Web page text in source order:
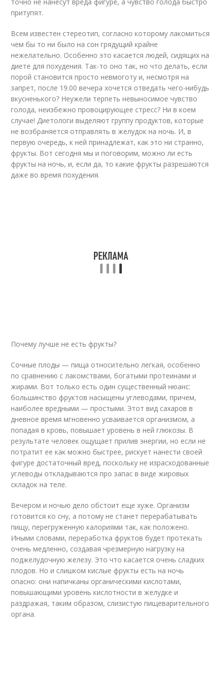
притупят.
Всем известен стереотип, согласно которому лакомиться
чем бы то ни было на сон грядущий крайне
нежелательно. Особенно это касается людей, сидящих на
диете для похудения. Так-то оно так, но что делать, если
порой становится просто невмоготу и, несмотря на
запрет, после 19.00 вечера хочется отведать чего-нибудь
вкусненького? Неужели терпеть невыносимое чувство
голода, неизбежно провоцирующее стресс? Ни в коем
случае! Диетологи выделяют группу продуктов, которые
не возбраняется отправлять в желудок на ночь. И, в
первую очередь, к ней принадлежат, как это ни странно,
фрукты. Вот сегодня мы и поговорим, можно ли есть
фрукты на ночь, и, если да, то какие фрукты разрешаются
даже во время похудения.
Почему лучше не есть фрукты?
Сочные плоды — пища относительно легкая, особенно
по сравнению с лакомствами, богатыми протеинами и
жирами. Вот только есть один существенный нюанс:
большинство фруктов насыщены углеводами, причем,
наиболее вредными — простыми. Этот вид сахаров в
дневное время мгновенно усваивается организмом, а
попадая в кровь, повышает уровень в ней глюкозы. В
результате человек ощущает прилив энергии, но если не
потратит ее как можно быстрее, рискует нанести своей
фигуре достаточный вред, поскольку не израсходованные
углеводы откладываются про запас в виде жировых
складок на теле.
Вечером и ночью дело обстоит еще хуже. Организм
готовится ко сну, а потому не станет перерабатывать
пищу, перегруженную калориями так, как положено.
Иными словами, переработка фруктов будет протекать
очень медленно, создавая чрезмерную нагрузку на
поджелудочную железу. Это что касается очень сладких
плодов. Но и слишком кислые фрукты есть на ночь
опасно: они напичканы органическими кислотами,
повышающими уровень кислотности в желудке и
раздражая, таким образом, слизистую пищеварительного
органа.